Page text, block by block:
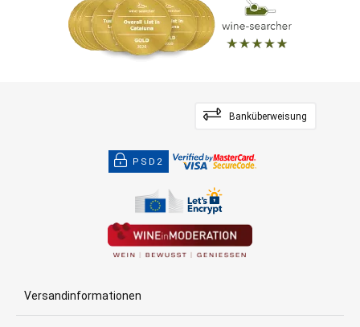
Banküberweisung
PSD2
Versandinformationen